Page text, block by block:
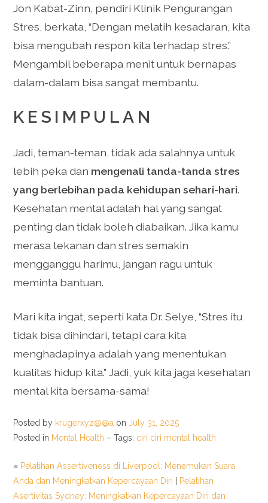
Jon Kabat-Zinn, pendiri Klinik Pengurangan
Stres, berkata, “Dengan melatih kesadaran, kita
bisa mengubah respon kita terhadap stres.”
Mengambil beberapa menit untuk bernapas
dalam-dalam bisa sangat membantu.
KESIMPULAN
Jadi, teman-teman, tidak ada salahnya untuk
lebih peka dan mengenali tanda-tanda stres
yang berlebihan pada kehidupan sehari-hari.
Kesehatan mental adalah hal yang sangat
penting dan tidak boleh diabaikan. Jika kamu
merasa tekanan dan stres semakin
mengganggu harimu, jangan ragu untuk
meminta bantuan.
Mari kita ingat, seperti kata Dr. Selye, “Stres itu
tidak bisa dihindari, tetapi cara kita
menghadapinya adalah yang menentukan
kualitas hidup kita.” Jadi, yuk kita jaga kesehatan
mental kita bersama-sama!
Posted by krugerxyz@@a onJuly 31, 2025
Posted in Mental Health – Tags: ciri ciri mental health
« Pelatihan Assertiveness di Liverpool: Menemukan Suara
Anda dan Meningkatkan Kepercayaan Diri | Pelatihan
Asertivitas Sydney: Meningkatkan Kepercayaan Diri dan